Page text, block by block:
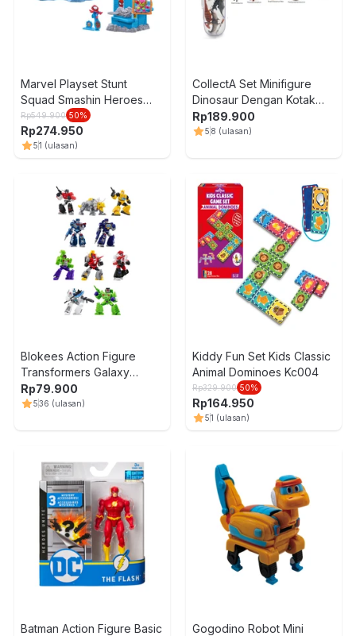
Marvel Playset Stunt
Squad Smashin Heroes
F6894
Rp549.900 50%
Rp274.950
51 (ulasan)
CollectA Set Minifigure
Dinosaur Dengan Kotak
Penyimpanan V1 - Mix
Rp189.900
5 8 (ulasan)
Blokees Action Figure
Transformers Galaxy
Version 3 The Autobot Run
Random
Rp79.900
536 (ulasan)
Kiddy Fun Set Kids Classic
Animal Dominoes Kc004
Rp329.900 50%
Rp164.950
51 (ulasan)
Batman Action Figure Basic Gogodino Robot Mini